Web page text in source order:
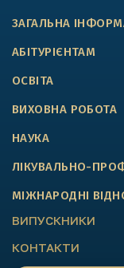
ЗАГАЛЬНА
АБІТУРІЄНТАМ
ОСВІТА
ВИХОВНА РОБОТА
НАУКА
ЛІКУВАЛЬНО-
МІЖНАРОДНІ
ВИПУСКНИКИ
КОНТАКТИ